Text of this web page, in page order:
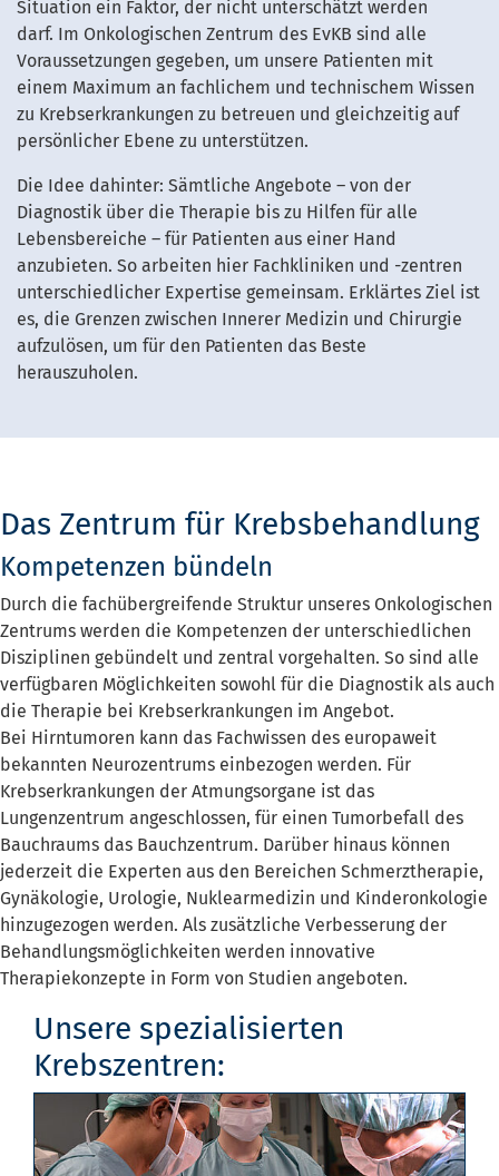
Situation ein Faktor, der nicht unterschätzt werden
darf. Im Onkologischen Zentrum des EvKB sind alle
Voraussetzungen gegeben, um unsere Patienten mit
einem Maximum an fachlichem und technischem Wissen
zu Krebserkrankungen zu betreuen und gleichzeitig auf
persönlicher Ebene zu unterstützen.
Die Idee dahinter: Sämtliche Angebote – von der
Diagnostik über die Therapie bis zu Hilfen für alle
Lebensbereiche – für Patienten aus einer Hand
anzubieten. So arbeiten hier Fachkliniken und -zentren
unterschiedlicher Expertise gemeinsam. Erklärtes Ziel ist
es, die Grenzen zwischen Innerer Medizin und Chirurgie
aufzulösen, um für den Patienten das Beste
herauszuholen.
Das Zentrum für Krebsbehandlung
Kompetenzen bündeln
Durch die fachübergreifende Struktur unseres Onkologischen
Zentrums werden die Kompetenzen der unterschiedlichen
Disziplinen gebündelt und zentral vorgehalten. So sind alle
verfügbaren Möglichkeiten sowohl für die Diagnostik als auch
die Therapie bei Krebserkrankungen im Angebot.
Bei Hirntumoren kann das Fachwissen des europaweit
bekannten Neurozentrums einbezogen werden. Für
Krebserkrankungen der Atmungsorgane ist das
Lungenzentrum angeschlossen, für einen Tumorbefall des
Bauchraums das Bauchzentrum. Darüber hinaus können
jederzeit die Experten aus den Bereichen Schmerztherapie,
Gynäkologie, Urologie, Nuklearmedizin und Kinderonkologie
hinzugezogen werden. Als zusätzliche Verbesserung der
Behandlungsmöglichkeiten werden innovative
Therapiekonzepte in Form von Studien angeboten.
Unsere spezialisierten
Krebszentren: